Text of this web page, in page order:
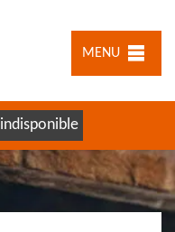
MENU
indisponible